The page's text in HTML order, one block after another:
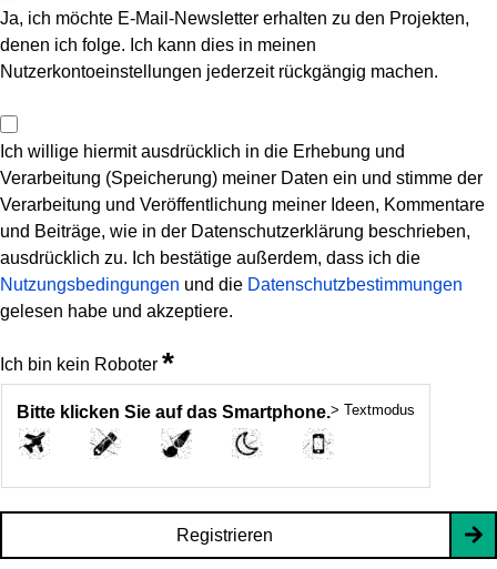
Ja, ich möchte E-Mail-Newsletter erhalten zu den Projekten,
denen ich folge. Ich kann dies in meinen
Nutzerkontoeinstellungen jederzeit rückgängig machen.
Ich willige hiermit ausdrücklich in die Erhebung und
Verarbeitung (Speicherung) meiner Daten ein und stimme der
Verarbeitung und Veröffentlichung meiner Ideen, Kommentare
und Beiträge, wie in der Datenschutzerklärung beschrieben,
ausdrücklich zu. Ich bestätige außerdem, dass ich die
Nutzungsbedingungen und die Datenschutzbestimmungen
gelesen habe und akzeptiere.
Ich bin kein Roboter *
Bitte klicken Sie auf das Smartphone.> Textmodus
Registrieren